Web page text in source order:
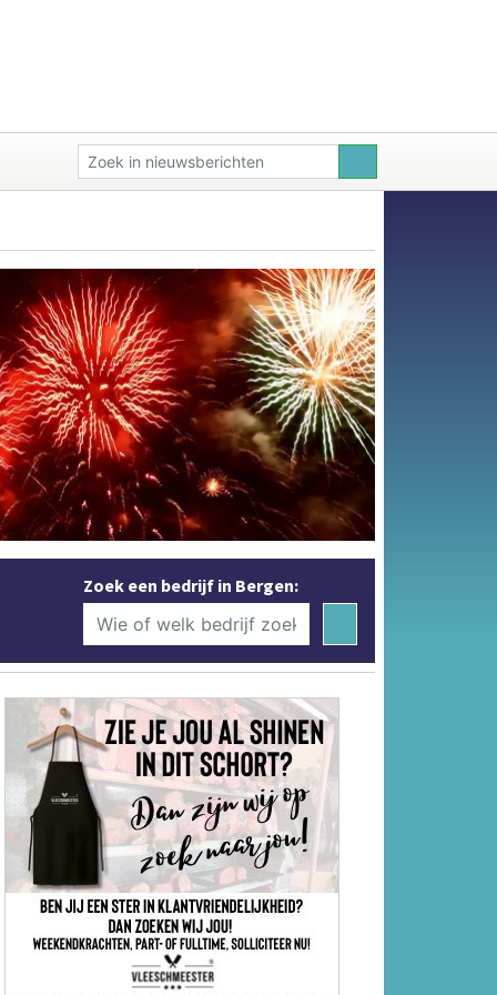
Zoek een bedrijf in Bergen: